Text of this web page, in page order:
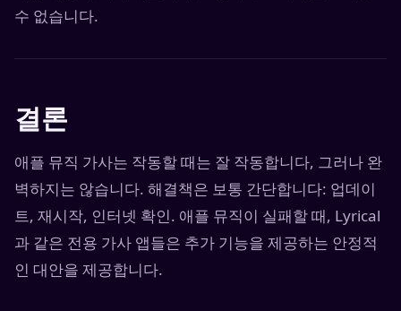
수 없습니다.
결론
애플 뮤직 가사는 작동할 때는 잘 작동합니다, 그러나 완
벽하지는 않습니다. 해결책은 보통 간단합니다: 업데이
트, 재시작, 인터넷 확인. 애플 뮤직이 실패할 때, Lyrical
과 같은 전용 가사 앱들은 추가 기능을 제공하는 안정적
인 대안을 제공합니다.